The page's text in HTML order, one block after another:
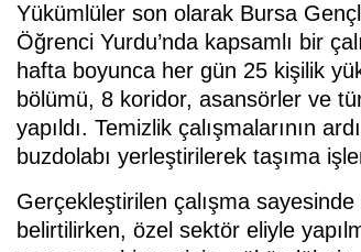
Yükümlüler son olarak Bursa
Öğrenci Yurdu’nda kapsamlı bir
hafta boyunca her gün 25 kişilik
bölümü, 8 koridor, asansörler ve
yapıldı. Temizlik çalışmalarının
buzdolabı yerleştirilerek taşıma
Gerçekleştirilen çalışma
belirtilirken, özel sektör eliyle